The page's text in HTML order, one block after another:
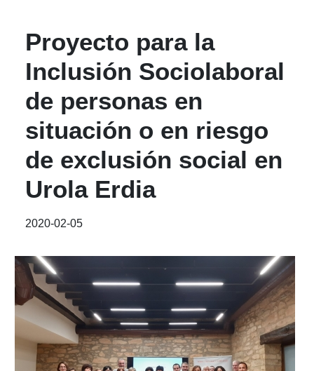
Proyecto para la
Inclusión Sociolaboral
de personas en
situación o en riesgo
de exclusión social en
Urola Erdia
2020-02-05